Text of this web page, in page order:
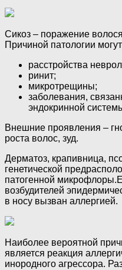
Сикоз – поражение
Причиной патологии могут
расстройства
ринит;
микротрещины;
заболевания,
эндокринной
Внешние проявления –
роста волос, зуд.
Дерматоз, крапивница,
генетической
патогенной
возбудителей
в носу вызван аллергией.
Наиболее вероятной
является реакция
инородного агрессора.